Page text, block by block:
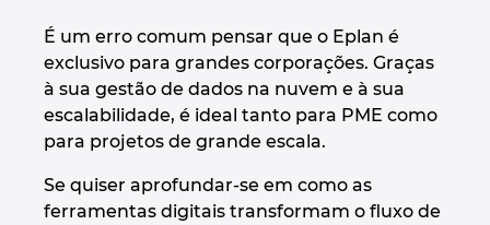
É um erro comum pensar que o Eplan é
exclusivo para grandes corporações. Graças
à sua gestão de dados na nuvem e à sua
escalabilidade, é ideal tanto para PME como
para projetos de grande escala.
Se quiser aprofundar-se em como as
ferramentas digitais transformam o fluxo de